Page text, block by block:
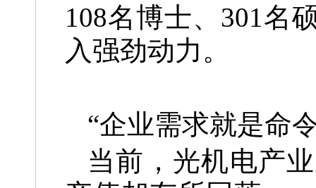
108名博士、301名
入强劲动力。
“企业需求就是命
当前，光机电产